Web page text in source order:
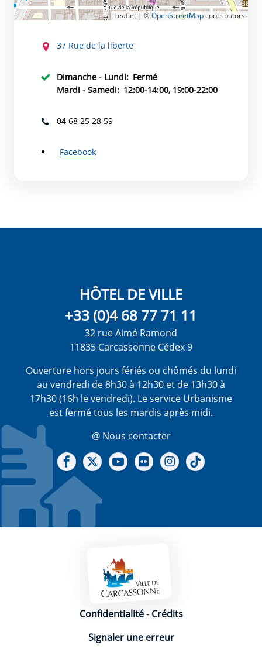
Leaflet | ©OpenStreetMapcontributors
37 Rue de la liberte
Dimanche - Lundi: Fermé
Mardi - Samedi: 12:00-14:00, 19:00-22:00
04 68 25 28 59
Facebook
HÔTEL DE VILLE
+33 (0)4 68 77 71 11
32 rue Aimé Ramond
11835 Carcassonne Cédex 9
Ouverture hors jours fériés ou chômés du lundi
au vendredi de 8h30 à 12h30 et de 13h30 à
17h30 (16h le vendredi). Le service Urbanisme
est fermé tous les mardis après midi.
@ Nous contacter
Notre Facebook
Notre X - (twitter)
Notre chaine Youtube
Notre Gallerie sur Flickr
Notre Instagram
Mentions légales
Confidentialité-Crédits
Signaler une erreur